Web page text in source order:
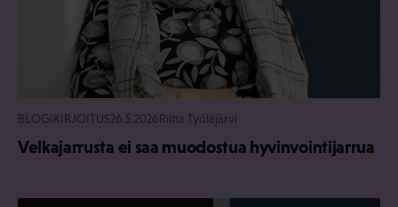
BLOGIKIRJOITUS26.5.2026Riitta Työläjärvi
Velkajarrusta ei saa muodostua hyvinvointijarrua